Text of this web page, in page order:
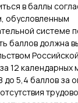
в баллы
обусловленным
системе
баллов должна
12 календарных
до 5,4 баллов за